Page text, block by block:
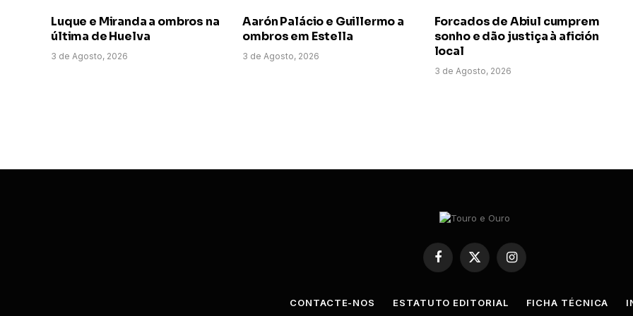
Luque e Miranda a ombros na
última de Huelva
3 de Agosto, 2026
Aarón Palácio e Guillermo a
ombros em Estella
3 de Agosto, 2026
Forcados de Abiul cumprem
sonho e dão justiça à afición
local
3 de Agosto, 2026
Facebook
X
(Twitter)
Instagram
CONTACTE-NOS ESTATUTO EDITORIAL FICHA TÉCNICA